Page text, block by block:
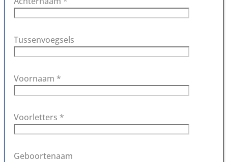
Tussenvoegsels
Voornaam *
Voorletters *
Geboortenaam